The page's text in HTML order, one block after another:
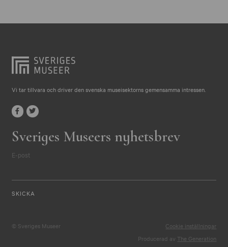
Vi tar tillvara och driver den svenska museisektorns gemensamma intressen.
Sveriges Museers nyhetsbrev
E-post
© Sveriges Museer
Cookie inställningar
Producerad av The Generation